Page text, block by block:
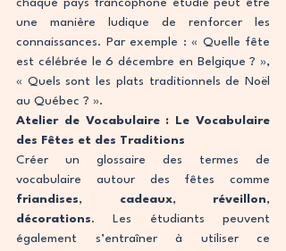
chaque pays francophone étudié peut être
une manière ludique de renforcer les
connaissances. Par exemple : « Quelle fête
est célébrée le 6 décembre en Belgique ? »,
« Quels sont les plats traditionnels de Noël
au Québec ? ».
Atelier de Vocabulaire : Le Vocabulaire
des Fêtes et des Traditions
Créer un glossaire des termes de
friandises, cadeaux, réveillon
décorations. Les étudiants peuvent
également s’entraîner à utiliser ce